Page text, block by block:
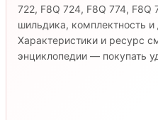
722, F8Q 724, F8Q 774, F8Q
шильдика, комплектность и
Характеристики и ресурс
энциклопедии — покупать